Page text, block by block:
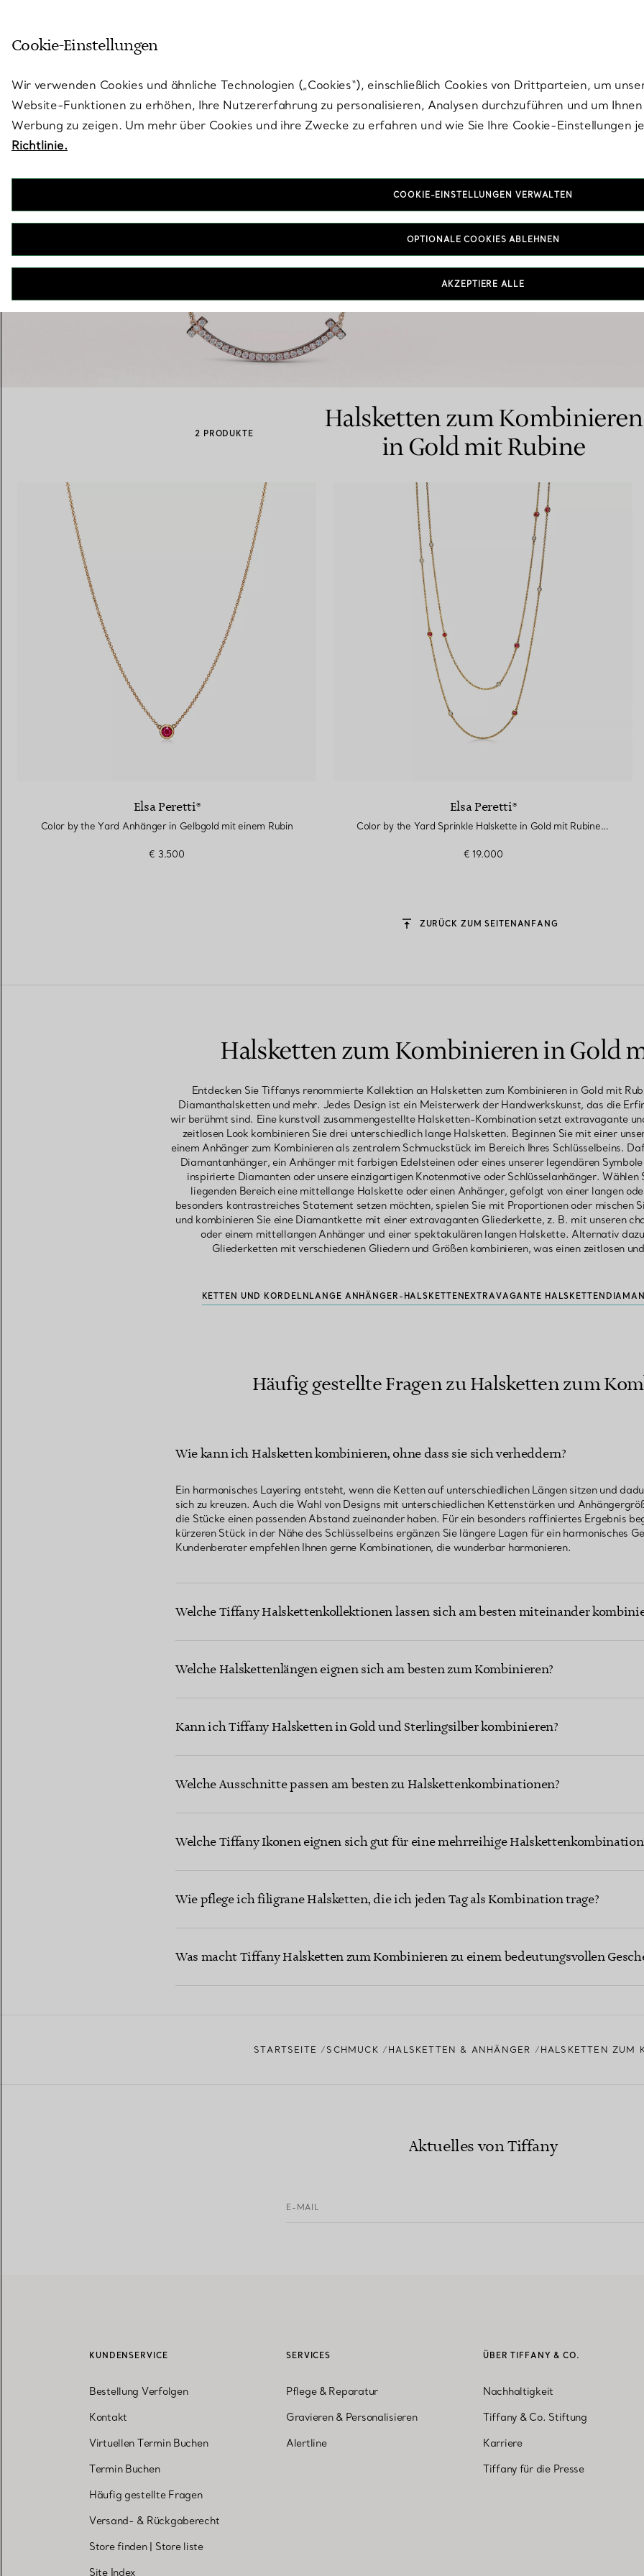
Eheringe für Herren
mit einem Tiffany-Diamantenexperten.
Warum sich mit nur
mehr Designs
2 PRODUKTE
Halsketten zum Kombinieren
in Gold mit Rubine
Elsa Peretti®
Color by the Yard Anhänger in Gelbgold mit einem Rubin
€ 3.500
Elsa Peretti®
Color by the Yard Sprinkle Halskette in Gold mit Rubinen und Diamanten
€ 19.000
ZURÜCK ZUM SEITENANFANG
Halsketten zum Kombinieren in Gold
Entdecken Sie Tiffanys renommierte Kollektion an Halsketten zum Kombinieren in Gold mit
Diamanthalsketten und mehr. Jedes Design ist ein Meisterwerk der Handwerkskunst, das die
wir berühmt sind. Eine kunstvoll zusammengestellte Halsketten-Kombination setzt extravagante
zeitlosen Look kombinieren Sie drei unterschiedlich lange Halsketten. Beginnen Sie mit einer
einem Anhänger zum Kombinieren als zentralem Schmuckstück im Bereich Ihres Schlüsselbeins.
Diamantanhänger, ein Anhänger mit farbigen Edelsteinen oder eines unserer legendären
inspirierte Diamanten oder unsere einzigartigen Knotenmotive oder Schlüsselanhänger.
liegenden Bereich eine mittellange Halskette oder einen Anhänger, gefolgt von einer langen
besonders kontrastreiches Statement setzen möchten, spielen Sie mit Proportionen oder mischen
und kombinieren Sie eine Diamantkette mit einer extravaganten Gliederkette, z. B. mit unseren
oder einem mittellangen Anhänger und einer spektakulären langen Halskette. Alternativ
Gliederketten mit verschiedenen Gliedern und Größen kombinieren, was einen zeitlosen
KETTEN UND KORDELN LANGE ANHÄNGER-HALSKETTEN EXTRAVAGANTE HALSKETTEN
Häufig gestellte Fragen zu Halsketten zum
Wie kann ich Halsketten kombinieren, ohne dass sie sich verheddern?
Ein harmonisches Layering entsteht, wenn die Ketten auf unterschiedlichen Längen sitzen und
sich zu kreuzen. Auch die Wahl von Designs mit unterschiedlichen Kettenstärken und
die Stücke einen passenden Abstand zueinander haben. Für ein besonders raffiniertes Ergebnis
kürzeren Stück in der Nähe des Schlüsselbeins ergänzen Sie längere Lagen für ein harmonisches
Kundenberater empfehlen Ihnen gerne Kombinationen, die wunderbar harmonieren.
Welche Tiffany Halskettenkollektionen lassen sich am besten miteinander
Welche Halskettenlängen eignen sich am besten zum Kombinieren?
Kann ich Tiffany Halsketten in Gold und Sterlingsilber kombinieren?
Welche Ausschnitte passen am besten zu Halskettenkombinationen?
Welche Tiffany Ikonen eignen sich gut für eine mehrreihige
Wie pflege ich filigrane Halsketten, die ich jeden Tag als Kombination trage?
Was macht Tiffany Halsketten zum Kombinieren zu einem bedeutungsvollen
STARTSEITE SCHMUCK HALSKETTEN & ANHÄNGER HALSKETTEN ZUM
Aktuelles von Tiffany
E-MAIL
KUNDENSERVICE
Bestellung Verfolgen
Kontakt
Virtuellen Termin Buchen
Termin Buchen
Häufig gestellte Fragen
Versand- & Rückgaberecht
Store finden| Store liste
Site Index
SERVICES
Pflege & Reparatur
Gravieren & Personalisieren
Alertline
ÜBER TIFFANY & CO.
Nachhaltigkeit
Tiffany & Co. Stiftung
Karriere
Tiffany für die Presse
Cookie-Einstellungen
Wir verwenden Cookies und ähnliche Technologien („Cookies“), einschließlich Cookies von Drittparteien, um
Website-Funktionen zu erhöhen, Ihre Nutzererfahrung zu personalisieren, Analysen durchzuführen und um
Werbung zu zeigen. Um mehr über Cookies und ihre Zwecke zu erfahren und wie Sie Ihre Cookie-Einstellungen
Richtlinie.
COOKIE-EINSTELLUNGEN VERWALTEN
OPTIONALE COOKIES ABLEHNEN
AKZEPTIERE ALLE